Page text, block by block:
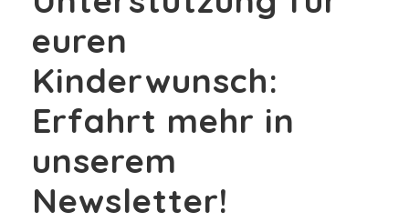
euren
Kinderwunsch:
Erfahrt mehr in
unserem
Newsletter!